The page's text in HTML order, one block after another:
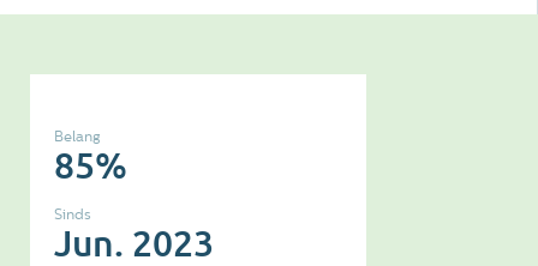
Belang
85%
Sinds
Jun. 2023